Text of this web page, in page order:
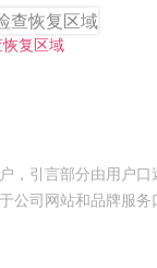
复区域
，引言部分由用户
公司网站和品牌服务